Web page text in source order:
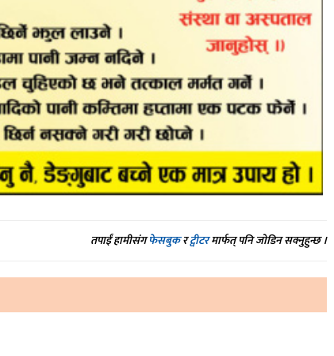
तपाईं हामीसंगफेसबुकरट्वीटरमार्फत् पनि जोडिन सक्नुहुन्छ ।